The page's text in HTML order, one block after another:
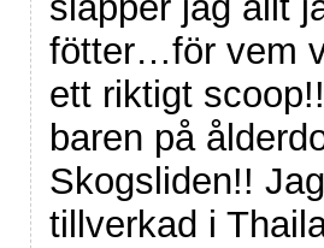
fötter…för vem
ett riktigt
baren på
Skogsliden!!
tillverkad i